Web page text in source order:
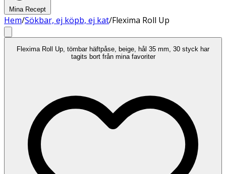
Mina Recept
Hem/Sökbar, ej köpb, ej kat/Flexima Roll Up
Flexima Roll Up, tömbar häftpåse, beige, hål 35 mm, 30 styck har
tagits bort från mina favoriter